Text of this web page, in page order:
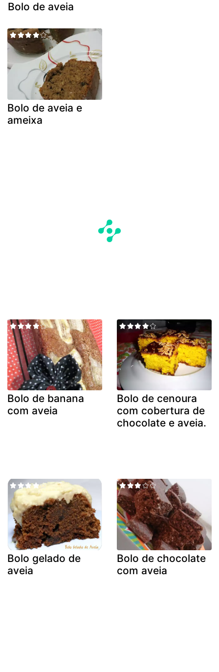
Bolo de aveia
Bolo de aveia e
ameixa
Bolo de banana
com aveia
Bolo de cenoura
com cobertura de
chocolate e aveia.
Bolo gelado de
aveia
Bolo de chocolate
com aveia